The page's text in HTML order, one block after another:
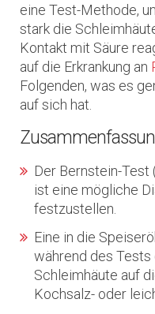
eine Test-Methode,
stark die
Kontakt mit Säure
auf die Erkrankung an
Folgenden, was es
auf sich hat.
Der Bernstein-
ist eine mögliche
festzustellen.
Eine in die
während des Tests
Schleimhäute auf
Kochsalz- oder